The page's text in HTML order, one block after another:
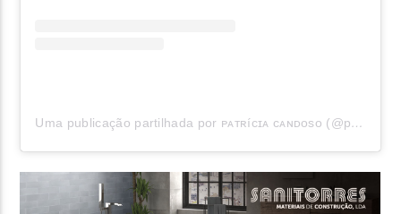
Uma publicação partilhada por ᴘᴀᴛʀíᴄɪᴀ ᴄᴀɴᴅᴏsᴏ (@patriciacandoso)